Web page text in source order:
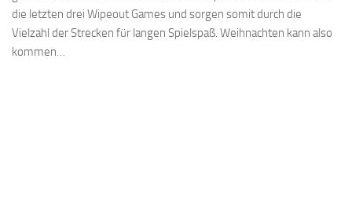
die letzten drei Wipeout Games und sorgen somit durch die
Vielzahl der Strecken für langen Spielspaß. Weihnachten kann also
kommen…